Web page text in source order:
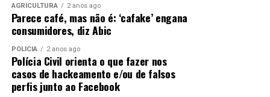
AGRICULTURA 2 anos ago
Parece café, mas não é: ‘cafake’ engana
consumidores, diz Abic
POLÍCIA 2 anos ago
Polícia Civil orienta o que fazer nos
casos de hackeamento e/ou de falsos
perfis junto ao Facebook